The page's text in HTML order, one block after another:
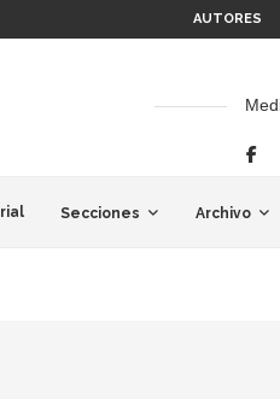
AUTORES
Secciones Archivo